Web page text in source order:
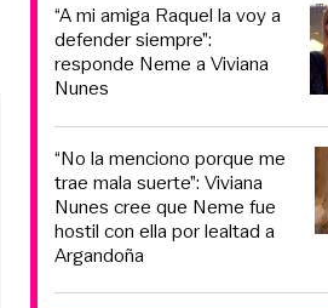
“A mi amiga Raquel la voy a
defender siempre”:
responde Neme a Viviana
Nunes
“No la menciono porque me
trae mala suerte”: Viviana
Nunes cree que Neme fue
hostil con ella por lealtad a
Argandoña